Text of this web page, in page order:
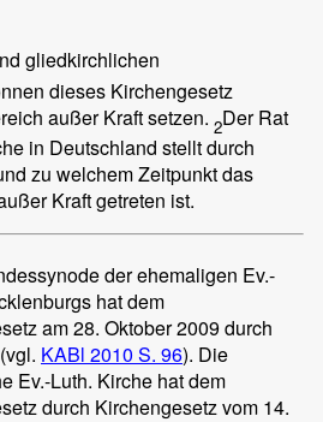
gliedkirchlichen
dieses Kirchengesetz
außer Kraft setzen. 2Der Rat
in Deutschland stellt durch
zu welchem Zeitpunkt das
Kraft getreten ist.
der ehemaligen Ev.-
hat dem
am 28. Oktober 2009 durch
KABl 2010 S. 96). Die
Ev.-Luth. Kirche hat dem
durch Kirchengesetz vom 14.